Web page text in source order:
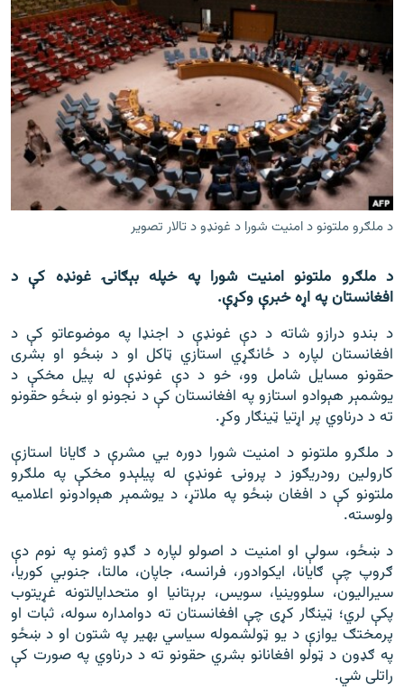
ته
مراجعه
د کډوالۍ بحران
'کووېډ-۱۹'
اړیکه
دري پاڼه
Azadi English
د ازادې اروپا/ ازادي راډيو ټولې پاڼې
د ملګرو ملتونو د امنیت شورا د غونډو د تالار تصویر
د ملګرو ملتونو امنیت شورا په خپله بېګانۍ غونډه کې د
افغانستان په اړه خبرې وکړې.
د بندو درازو شاته د دې غونډې د اجنډا په موضوعاتو کې د
افغانستان لپاره د ځانګړي استازي ټاکل او د ښځو او بشری
حقونو مسایل شامل وو، خو د دې غونډې له پیل مخکې د
یوشمېر هېوادو استازو په افغانستان کې د نجونو او ښځو حقونو
ته د درناوي پر اړتیا ټینګار وکړ.
د ملګرو ملتونو د امنیت شورا دوره یي مشرې د ګایانا استازې
کارولین رودریګوز د پرونۍ غونډې له پیلېدو مخکې په ملګرو
ملتونو کې د افغان ښځو په ملاتړ، د یوشمېر هېوادونو اعلامیه
ولوسته.
د ښځو، سولې او امنیت د اصولو لپاره د ګډو ژمنو په نوم دې
ګروپ چې ګایانا، ایکوادور، فرانسه، جاپان، مالتا، جنوبي کوریا،
سیرالیون، سلووینیا، سویس، برېتانیا او متحدایالتونه غړيتوب
پکې لري؛ ټینګار کړی چې افغانستان ته دوامداره سوله، ثبات او
پرمختګ یوازې د یو ټولشموله سیاسي بهیر په شتون او د ښځو
په ګډون د ټولو افغانانو بشري حقونو ته د درناوي په صورت کې
راتلی شي.